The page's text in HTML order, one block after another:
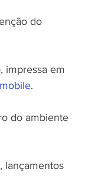
do
impressa em
mobile.
do ambiente
lançamentos